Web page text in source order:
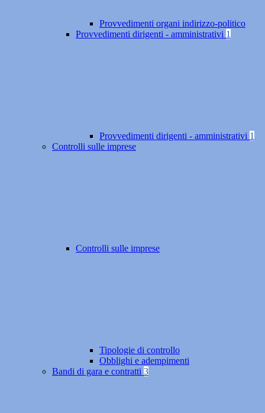
Provvedimenti organi indirizzo-politico
Provvedimenti dirigenti - amministrativi 1
Provvedimenti dirigenti - amministrativi 1
Controlli sulle imprese
Controlli sulle imprese
Tipologie di controllo
Obblighi e adempimenti
Bandi di gara e contratti 3